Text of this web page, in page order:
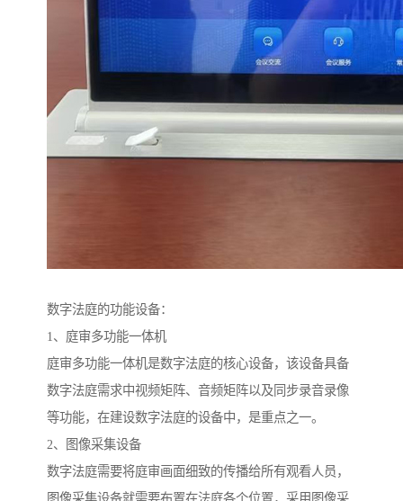
数字法庭的功能设备：
1、庭审多功能一体机
庭审多功能一体机是数字法庭的核心设备，该设备具备
数字法庭需求中视频矩阵、音频矩阵以及同步录音录像
等功能，在建设数字法庭的设备中，是重点之一。
2、图像采集设备
数字法庭需要将庭审画面细致的传播给所有观看人员，